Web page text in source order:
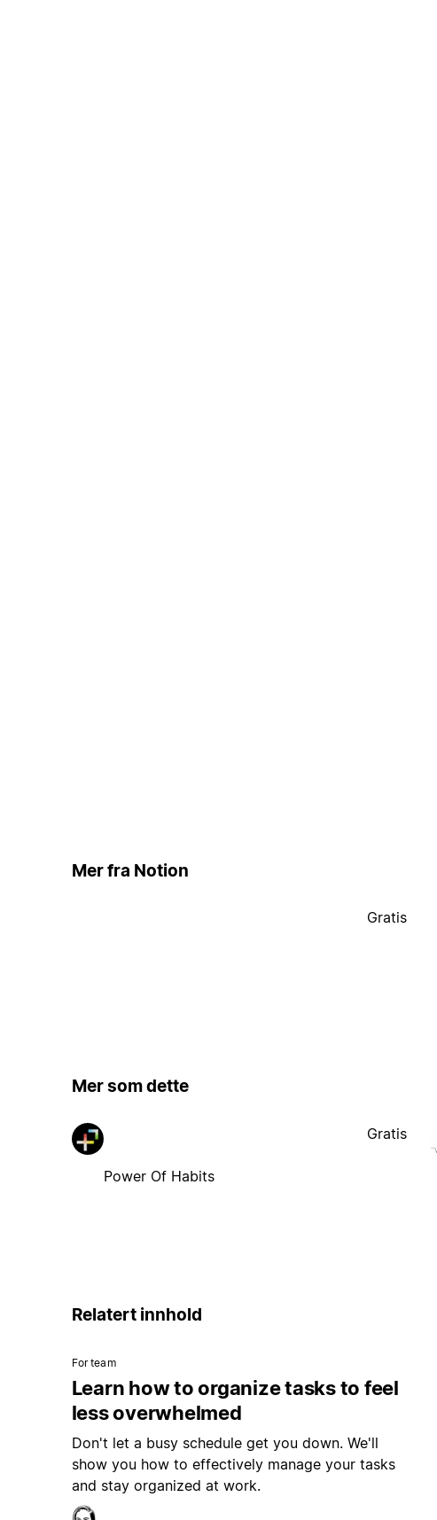
Mer fra Notion
Gratis
Mer som dette
Power Of Habits
Gratis
Relatert innhold
For team
Learn how to organize tasks to feel
less overwhelmed
Don't let a busy schedule get you down. We'll
show you how to effectively manage your tasks
and stay organized at work.